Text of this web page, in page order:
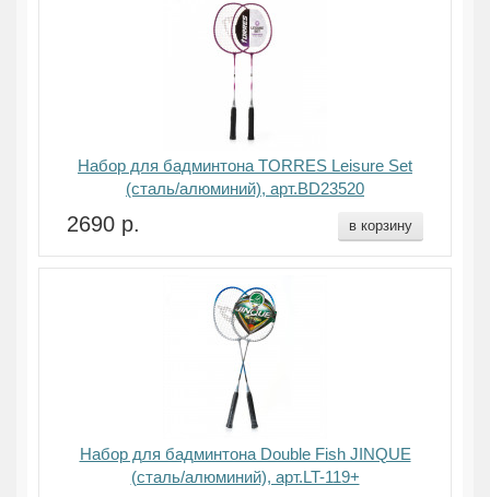
Набор для бадминтона TORRES Leisure Set
(сталь/алюминий), арт.BD23520
2690 р. в корзину
Набор для бадминтона Double Fish JINQUE
(сталь/алюминий), арт.LT-119+